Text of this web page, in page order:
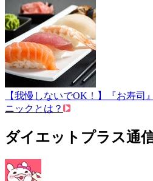
【我慢しないでOK！】『お寿司
ニックとは？
ダイエットプラス通